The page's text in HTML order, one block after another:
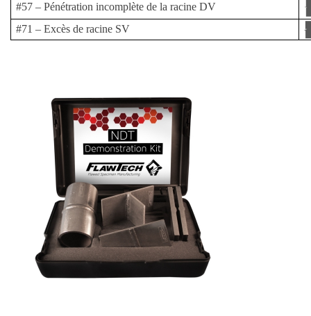
#57 – Pénétration incomplète de la racine DV
#71 – Excès de racine SV